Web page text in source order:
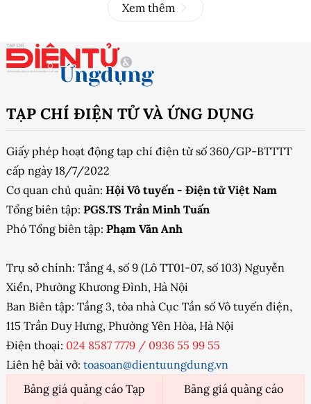
Xem thêm
TẠP CHÍ ĐIỆN TỬ VÀ ỨNG DỤNG
Giấy phép hoạt động tạp chí điện tử số 360/GP-BTTTT
cấp ngày 18/7/2022
Cơ quan chủ quản: Hội Vô tuyến - Điện tử Việt Nam
Tổng biên tập: PGS.TS Trần Minh Tuấn
Phó Tổng biên tập: Phạm Văn Anh
Trụ sở chính: Tầng 4, số 9 (Lô TT01-07, số 103) Nguyễn
Xiển, Phường Khương Đình, Hà Nội
Ban Biên tập: Tầng 3, tòa nhà Cục Tần số Vô tuyến điện,
115 Trần Duy Hưng, Phường Yên Hòa, Hà Nội
Điện thoại: 024 8587 7779 / 0936 55 99 55
Liên hệ bài vở: toasoan@dientuungdung.vn
Bảng giá quảng cáo Tạp
Bảng giá quảng cáo